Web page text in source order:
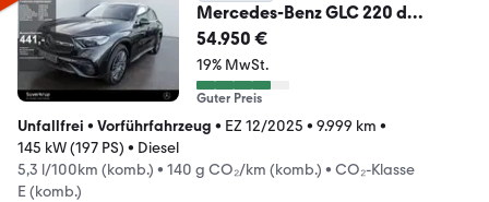
Mercedes-Benz GLC 220 d
4MATIC AMG MEMO 360 AHK
DISTR KAMERA
54.950 €
19% MwSt.
Guter Preis
Unfallfrei • Vorführfahrzeug • EZ 12/2025 • 9.999 km •
145 kW (197 PS) • Diesel
5,3 l/100km (komb.) • 140 g CO₂/km (komb.) • CO₂-Klasse
E (komb.)